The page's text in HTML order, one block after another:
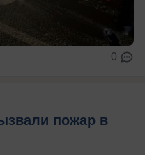
0
пожар в